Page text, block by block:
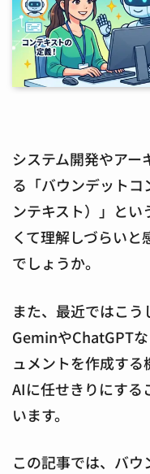
システム開発やア
る「バウンデット
ンテキスト）」と
くて理解しづらい
でしょうか。
また、最近ではこう
GeminやChatGPT
ュメントを作成する
AIに任せきりにする
います。
この記事では、バ